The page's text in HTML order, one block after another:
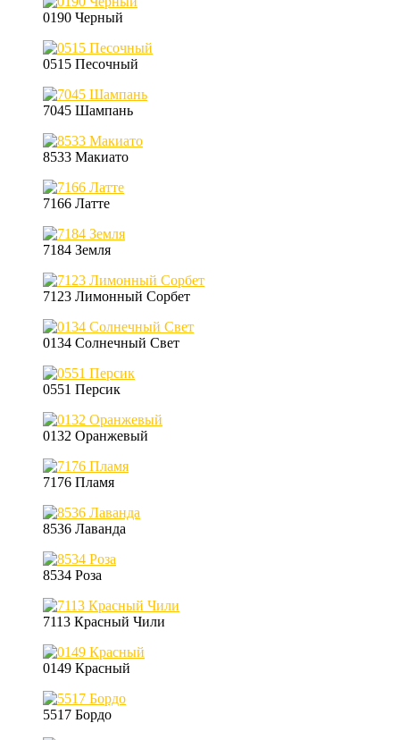
0190 Черный
0515 Песочный
7045 Шампань
8533 Макиато
7166 Латте
7184 Земля
7123 Лимонный Сорбет
0134 Солнечный Свет
0551 Персик
0132 Оранжевый
7176 Пламя
8536 Лаванда
8534 Роза
7113 Красный Чили
0149 Красный
5517 Бордо